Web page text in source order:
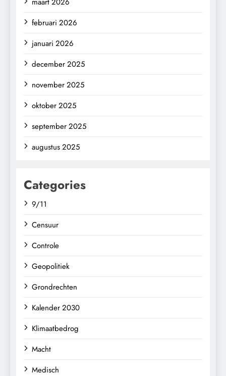
februari 2026
januari 2026
december 2025
november 2025
oktober 2025
september 2025
augustus 2025
Categories
9/11
Censuur
Controle
Geopolitiek
Grondrechten
Kalender 2030
Klimaatbedrog
Macht
Medisch